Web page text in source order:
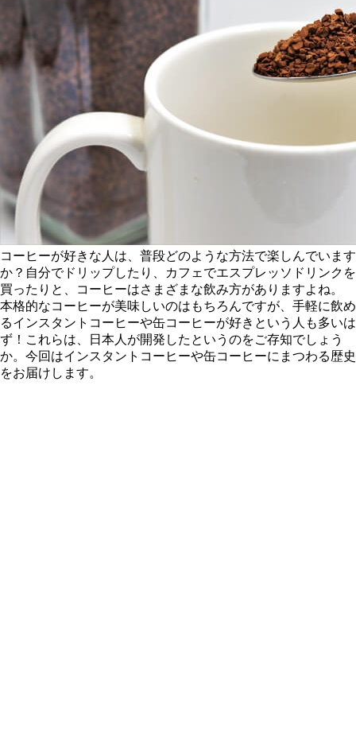
コーヒーが好きな人は、普段どのような方法で楽しんでいます
か？自分でドリップしたり、カフェでエスプレッソドリンクを
買ったりと、コーヒーはさまざまな飲み方がありますよね。
本格的なコーヒーが美味しいのはもちろんですが、手軽に飲め
るインスタントコーヒーや缶コーヒーが好きという人も多いは
ず！これらは、日本人が開発したというのをご存知でしょう
か。今回はインスタントコーヒーや缶コーヒーにまつわる歴史
をお届けします。